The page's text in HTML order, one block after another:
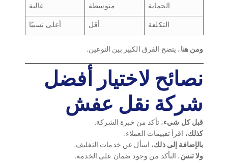
الحماية
متوسطة
عالية
التكلفة
أقل أعلى نسبيًا
ومن هنا، يتضح الفرق الكبير بين النوعين.
نصائح لاختيار أفضل
شركة نقل عفش
قبل كل شيء، تأكد من خبرة الشركة.
كذلك، اقرأ تقييمات العملاء.
بالإضافة إلى ذلك، اسأل عن خدمات التغليف.
ولا تنسَ، التأكد من وجود ضمان على الخدمة.